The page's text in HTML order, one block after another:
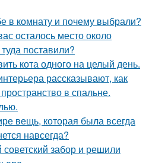
в комнату и почему выбрали?
осталось место около
поставили?
кота одного на целый день.
рассказывают, как
в спальне.
вещь, которая была всегда
навсегда?
забор и решили